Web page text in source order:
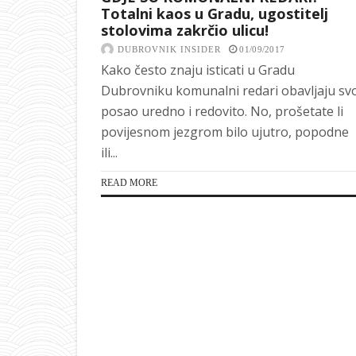
Totalni kaos u Gradu, ugostitelj
stolovima zakrčio ulicu!
DUBROVNIK INSIDER 01/09/2017
Kako često znaju isticati u Gradu
Dubrovniku komunalni redari obavljaju
posao uredno i redovito. No, prošetate li
povijesnom jezgrom bilo ujutro, popodne
ili...
READ MORE